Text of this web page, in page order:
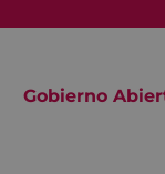
Gobierno